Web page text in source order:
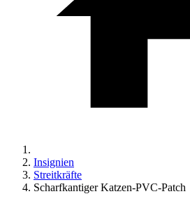
Insignien
Streitkräfte
Scharfkantiger Katzen-PVC-Patch